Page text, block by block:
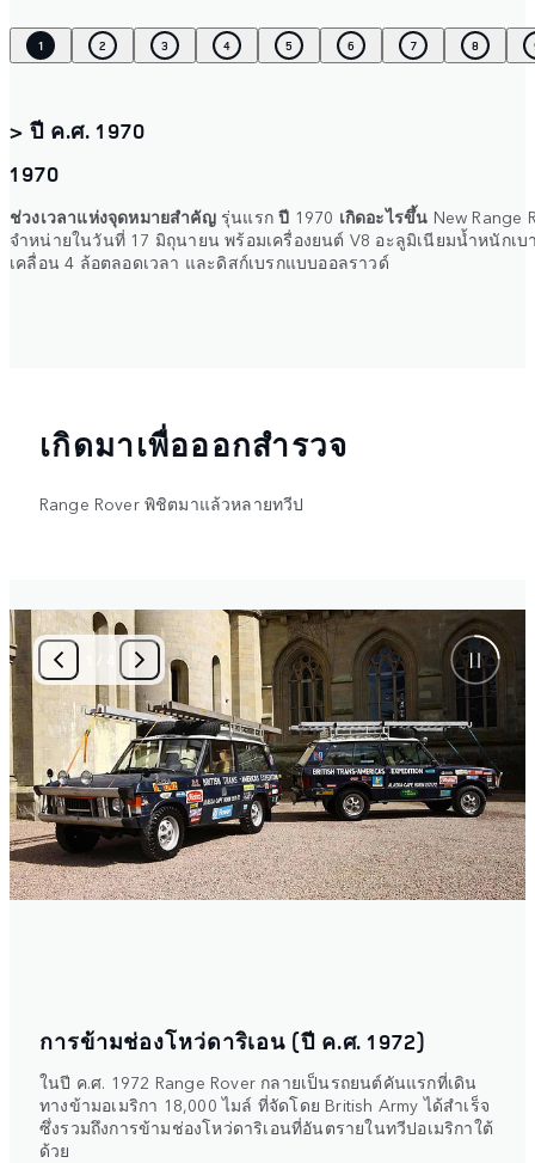
1 2 3 4 5 6 7 8
> ปี ค.ศ. 1970
1970
ช่วงเวลาแห่งจุดหมายสำคัญรุ่นแรกปี 1970 เกิดอะไรขึ้น New Range
จำหน่ายในวันที่ 17 มิถุนายน พร้อมเครื่องยนต์ V8 อะลูมิเนียมน้ำหนักเ
เคลื่อน 4 ล้อตลอดเวลา และดิสก์เบรกแบบออลราวด์
เกิดมาเพื่อออกสำรวจ
Range Rover พิชิตมาแล้วหลายทวีป
/ 4
การข้ามช่องโหว่ดาริเอน (ปี ค.ศ. 1972)
ในปี ค.ศ. 1972 Range Rover กลายเป็นรถยนต์คันแรกที่เดิน
ทางข้ามอเมริกา 18,000 ไมล์ ที่จัดโดย British Army ได้สำเร็จ
ซึ่งรวมถึงการข้ามช่องโหว่ดาริเอนที่อันตรายในทวีปอเมริกาใต้
ด้วย